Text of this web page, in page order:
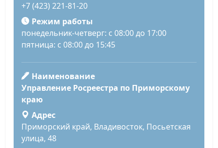
+7 (423) 221-81-20
Режим работы
понедельник-четверг: с 08:00 до 17:00
пятница: с 08:00 до 15:45
Наименование
Управление Росреестра по Приморскому
краю
Адрес
Приморский край, Владивосток, Посьетская
улица, 48